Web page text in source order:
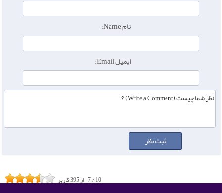
نام Name:
ایمیل Email:
7/10 از395کاربر